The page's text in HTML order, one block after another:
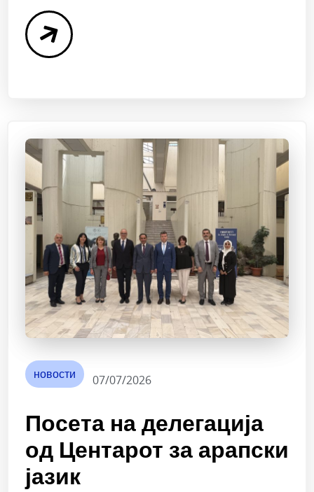
новости 07/07/2026
Посета на делегација
од Центарот за арапски
јазик